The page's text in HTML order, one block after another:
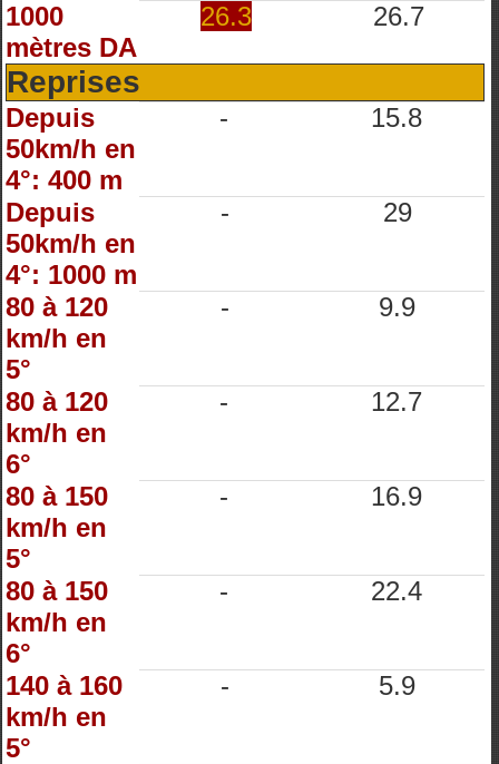
1000
mètres DA
26.3 26.7
Reprises
Depuis
50km/h en
4°: 400 m
- 15.8
Depuis
50km/h en
4°: 1000 m
- 29
80 à 120
km/h en
5°
- 9.9
80 à 120
km/h en
6°
- 12.7
80 à 150
km/h en
5°
- 16.9
80 à 150
km/h en
6°
- 22.4
140 à 160
km/h en
5°
- 5.9